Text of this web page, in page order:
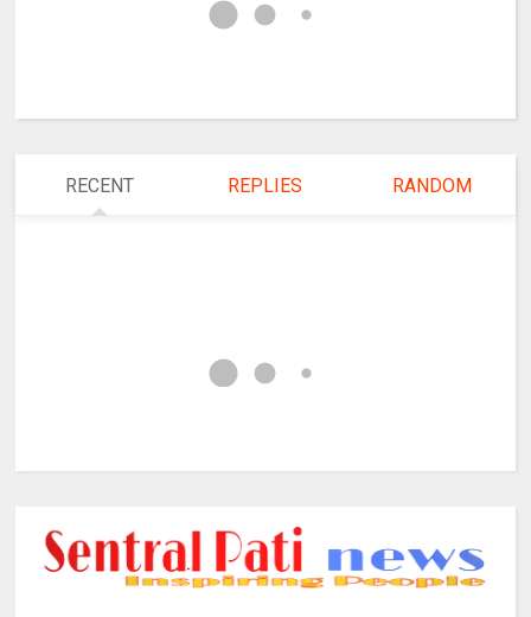
RECENT REPLIES RANDOM